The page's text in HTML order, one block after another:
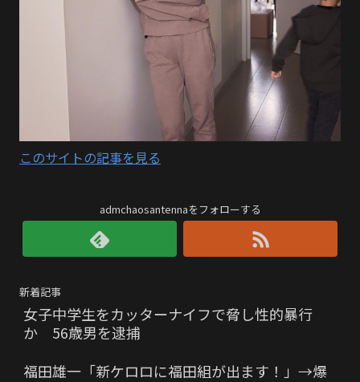
このサイトの記事を見る
admchaosantennaをフォローする
新着記事
女子中学生をカッターナイフで脅し性的暴行
か 56歳男を逮捕
福田雄一「新ケロロに福田組が出ます！」→爆